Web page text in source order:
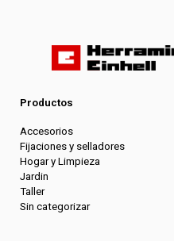
Productos
Accesorios
Fijaciones y selladores
Hogar y Limpieza
Jardin
Taller
Sin categorizar